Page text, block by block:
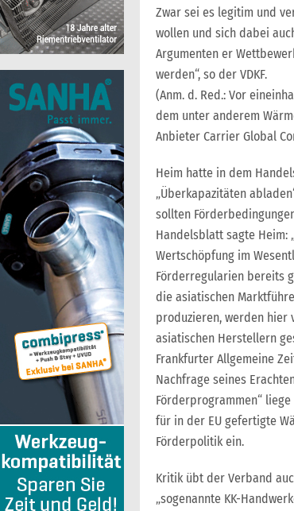
Zwar sei es legitim und
wollen und sich dabei
Argumenten er
werden“, so der VDKF.
(Anm. d. Red.: Vor
dem unter anderem
Anbieter Carrier Global
Heim hatte in dem
„Überkapazitäten
sollten
Handelsblatt sagte Heim:
Wertschöpfung im
Förderregularien bereits
die asiatischen
produzieren, werden hier
asiatischen Herstellern
Frankfurter Allgemeine
Nachfrage seines
Förderprogrammen“ liege
für in der EU gefertigte
Förderpolitik ein.
Kritik übt der Verband
„sogenannte KK-